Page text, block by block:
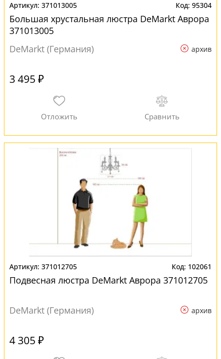
371013005 95304
Большая хрустальная люстра DeMarkt Аврора
371013005
DeMarkt (Германия)
архив
3 495 ₽
371012705 102061
Подвесная люстра DeMarkt Аврора 371012705
DeMarkt (Германия) архив
4 305 ₽